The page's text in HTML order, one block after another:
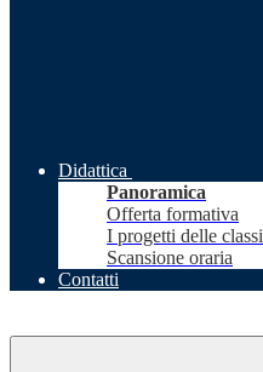
Didattica
Panoramica
Offerta formativa
I progetti delle classi
Scansione oraria
Contatti